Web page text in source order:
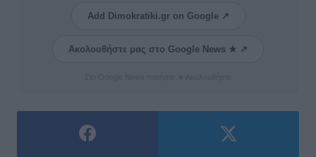
Add Dimokratiki.gr on Google ↗
Ακολουθήστε μας στο Google News ★ ↗